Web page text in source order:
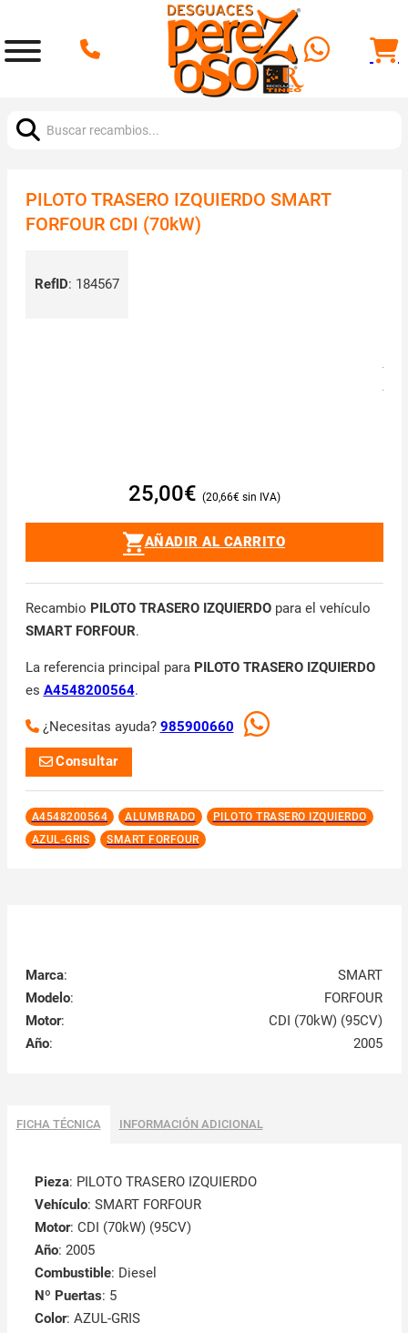
PILOTO TRASERO IZQUIERDO SMART
FORFOUR CDI (70kW)
RefID: 184567
25,00€ 20,66€
AÑADIR AL CARRITO
Recambio PILOTO TRASERO IZQUIERDOpara el vehículo
SMART FORFOUR.
La referencia principal para PILOTO TRASERO IZQUIERDO
es A4548200564.
¿Necesitas ayuda? 985900660
Consultar
A4548200564 ALUMBRADO
PILOTO TRASERO IZQUIERDO
AZUL-GRIS
SMART FORFOUR
Marca:
SMART
Modelo:
FORFOUR
Motor:
CDI (70kW) (95CV)
Año: 2005
FICHA TÉCNICA INFORMACIÓN ADICIONAL
Pieza: PILOTO TRASERO IZQUIERDO
Vehículo: SMART FORFOUR
Motor: CDI (70kW) (95CV)
Año: 2005
Combustible: Diesel
Nº Puertas: 5
Color: AZUL-GRIS